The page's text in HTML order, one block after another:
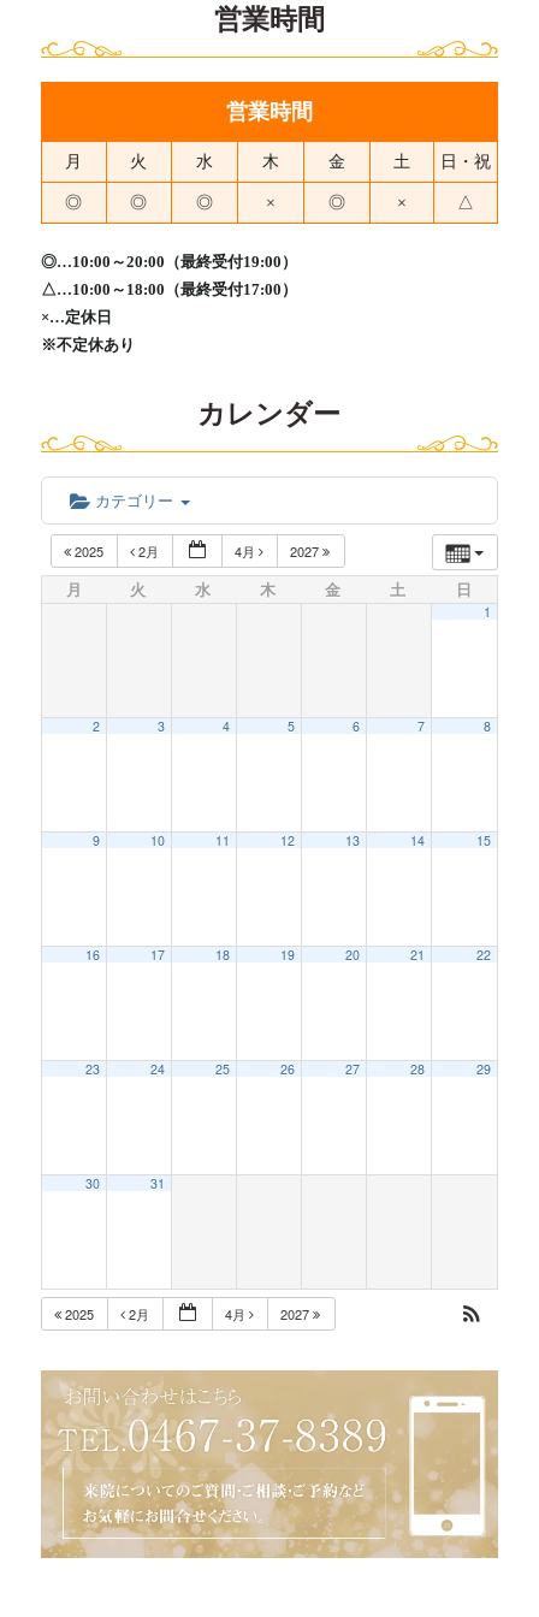
営業時間
営業時間
月 火 水 木 金 土 日・祝
◎ ◎ ◎ × ◎ × △
◎…10:00～20:00（最終受付19:00）
△…10:00～18:00（最終受付17:00）
×…定休日
※不定休あり
カレンダー
カテゴリー
2025 2月 4月 2027
月 火 水 木 金 土 日
1
2 3 4 5 6 7 8
9 10 11 12 13 14 15
16 17 18 19 20 21 22
23 24 25 26 27 28 29
30 31
2025 2月 4月 2027